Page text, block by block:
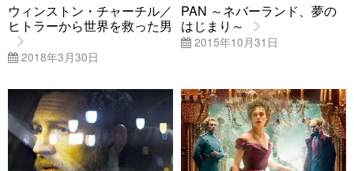
ウィンストン・チャーチル／
ヒトラーから世界を救った男
2018年3月30日
PAN ～ネバーランド、夢の
はじまり～
2015年10月31日